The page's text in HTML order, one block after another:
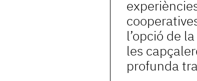
l’opció de
les
profunda